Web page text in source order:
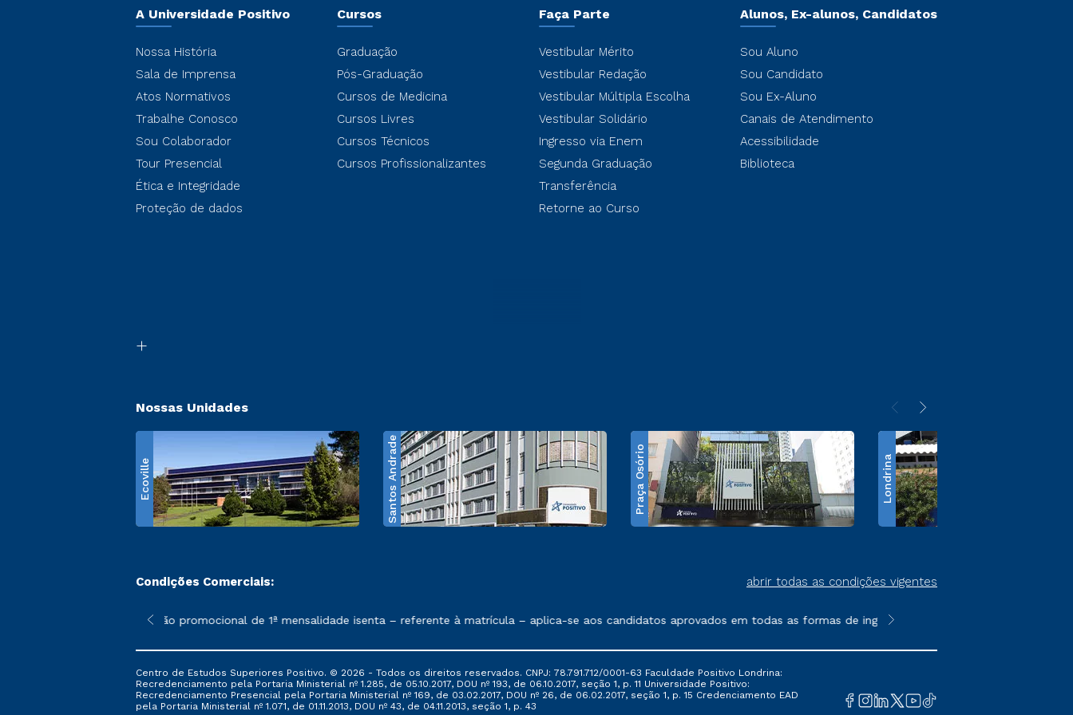
A Universidade Positivo
Nossa História
Sala de Imprensa
Atos Normativos
Trabalhe Conosco
Sou Colaborador
Tour Presencial
Ética e Integridade
Proteção de dados
Cursos
Graduação
Pós-Graduação
Cursos de Medicina
Cursos Livres
Cursos Técnicos
Cursos Profissionalizantes
Faça Parte
Vestibular Mérito
Vestibular Redação
Vestibular Múltipla Escolha
Vestibular Solidário
Ingresso via Enem
Segunda Graduação
Transferência
Retorne ao Curso
Alunos, Ex-alunos, Candidatos
Sou Aluno
Sou Candidato
Sou Ex-Aluno
Canais de Atendimento
Acessibilidade
Biblioteca
Nossas Unidades
Ecoville Santos Andrade Praça Osório Londrina
Condições Comerciais: abrir todas as condições vigentes
sofrer alterações nos períodos de rematrícula conforme exposto no contrato de prestação de serviços
*A condição promocional de 1ª mensalidade isenta – referente à matrícula – aplica-se aos candidatos aprovados em todas as formas de ingresso, exceto na prova on-line
**Semipresencial é um formato do
Centro de Estudos Superiores Positivo. © 2026 - Todos os direitos reservados. CNPJ: 78.791.712/0001-63 Faculdade Positivo Londrina:
Recredenciamento pela Portaria Ministerial nº 1.285, de 05.10.2017, DOU nº 193, de 06.10.2017, seção 1, p. 11 Universidade Positivo:
Recredenciamento Presencial ​pela Portaria Ministerial nº 169, de 03.02.2017, DOU nº 26, de 06.02.2017, seção 1, p. 15 Credenciamento EAD
pela Portaria Ministerial nº 1.071, de 01.11.2013, DOU nº 43, de 04.11.2013, seção 1, p. 43